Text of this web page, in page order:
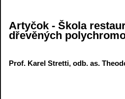
Artyčok - Škola
dřevěných
Prof. Karel Stretti, odb. as.